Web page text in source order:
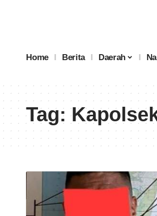
Home Berita Daerah
Tag: